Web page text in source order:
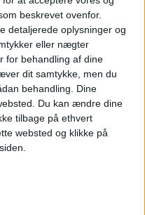
beskrevet ovenfor.
detaljerede oplysninger og
eller nægter
for behandling af dine
dit samtykke, men du
behandling. Dine
Du kan ændre dine
tilbage på ethvert
websted og klikke på
ved 2 personer
hotellet er 8.369,- for
hvilket svarer til
25 (7 NÆTTER)